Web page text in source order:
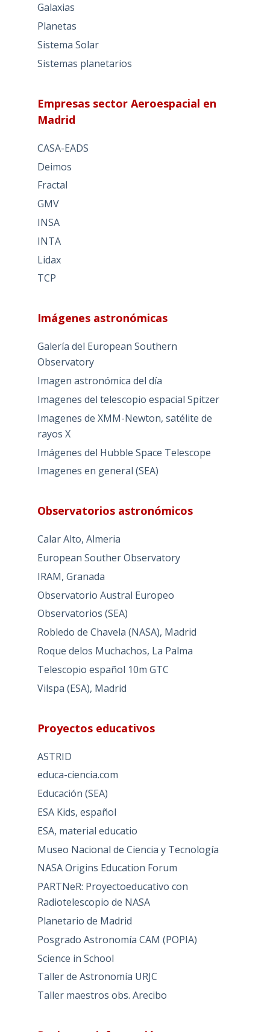
Galaxias
Planetas
Sistema Solar
Sistemas planetarios
Empresas sector Aeroespacial en
Madrid
CASA-EADS
Deimos
Fractal
GMV
INSA
INTA
Lidax
TCP
Imágenes astronómicas
Galería del European Southern
Observatory
Imagen astronómica del día
Imagenes del telescopio espacial Spitzer
Imagenes de XMM-Newton, satélite de
rayos X
Imágenes del Hubble Space Telescope
Imagenes en general (SEA)
Observatorios astronómicos
Calar Alto, Almeria
European Souther Observatory
IRAM, Granada
Observatorio Austral Europeo
Observatorios (SEA)
Robledo de Chavela (NASA), Madrid
Roque delos Muchachos, La Palma
Telescopio español 10m GTC
Vilspa (ESA), Madrid
Proyectos educativos
ASTRID
educa-ciencia.com
Educación (SEA)
ESA Kids, español
ESA, material educatio
Museo Nacional de Ciencia y Tecnología
NASA Origins Education Forum
PARTNeR: Proyectoeducativo con
Radiotelescopio de NASA
Planetario de Madrid
Posgrado Astronomía CAM (POPIA)
Science in School
Taller de Astronomía URJC
Taller maestros obs. Arecibo